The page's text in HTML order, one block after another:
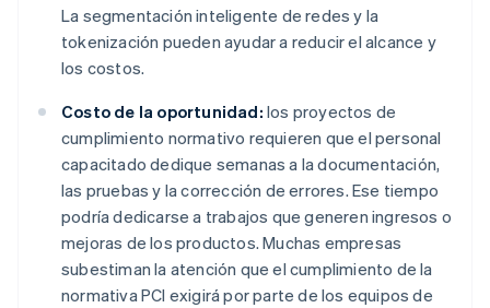
La segmentación inteligente de redes y la
tokenización pueden ayudar a reducir el alcance y
los costos.
Costo de la oportunidad: los proyectos de
cumplimiento normativo requieren que el personal
capacitado dedique semanas a la documentación,
las pruebas y la corrección de errores. Ese tiempo
podría dedicarse a trabajos que generen ingresos o
mejoras de los productos. Muchas empresas
subestiman la atención que el cumplimiento de la
normativa PCI exigirá por parte de los equipos de